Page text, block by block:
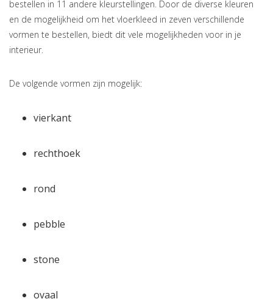
bestellen in 11 andere kleurstellingen. Door de diverse kleuren
en de mogelijkheid om het vloerkleed in zeven verschillende
vormen te bestellen, biedt dit vele mogelijkheden voor in je
interieur.
De volgende vormen zijn mogelijk:
vierkant
rechthoek
rond
pebble
stone
ovaal